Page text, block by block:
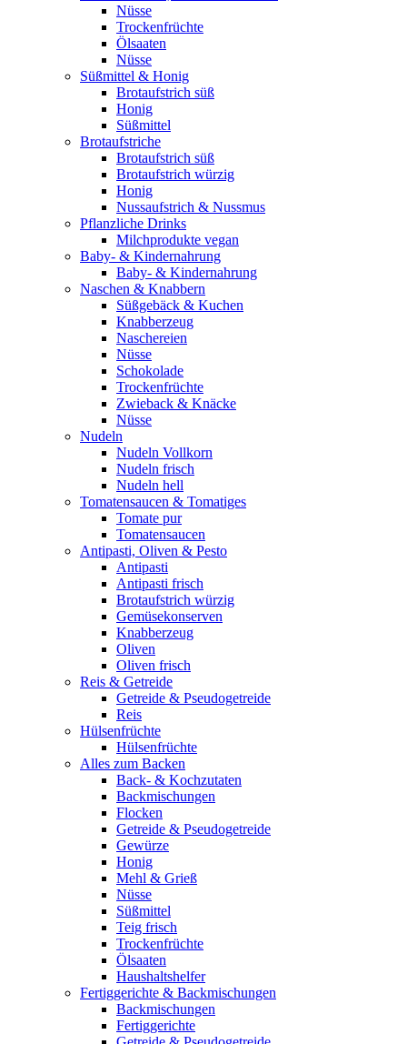
Nüsse
Trockenfrüchte
Ölsaaten
Nüsse
Süßmittel & Honig
Brotaufstrich süß
Honig
Süßmittel
Brotaufstriche
Brotaufstrich süß
Brotaufstrich würzig
Honig
Nussaufstrich & Nussmus
Pflanzliche Drinks
Milchprodukte vegan
Baby- & Kindernahrung
Baby- & Kindernahrung
Naschen & Knabbern
Süßgebäck & Kuchen
Knabberzeug
Naschereien
Nüsse
Schokolade
Trockenfrüchte
Zwieback & Knäcke
Nüsse
Nudeln
Nudeln Vollkorn
Nudeln frisch
Nudeln hell
Tomatensaucen & Tomatiges
Tomate pur
Tomatensaucen
Antipasti, Oliven & Pesto
Antipasti
Antipasti frisch
Brotaufstrich würzig
Gemüsekonserven
Knabberzeug
Oliven
Oliven frisch
Reis & Getreide
Getreide & Pseudogetreide
Reis
Hülsenfrüchte
Hülsenfrüchte
Alles zum Backen
Back- & Kochzutaten
Backmischungen
Flocken
Getreide & Pseudogetreide
Gewürze
Honig
Mehl & Grieß
Nüsse
Süßmittel
Teig frisch
Trockenfrüchte
Ölsaaten
Haushaltshelfer
Fertiggerichte & Backmischungen
Backmischungen
Fertiggerichte